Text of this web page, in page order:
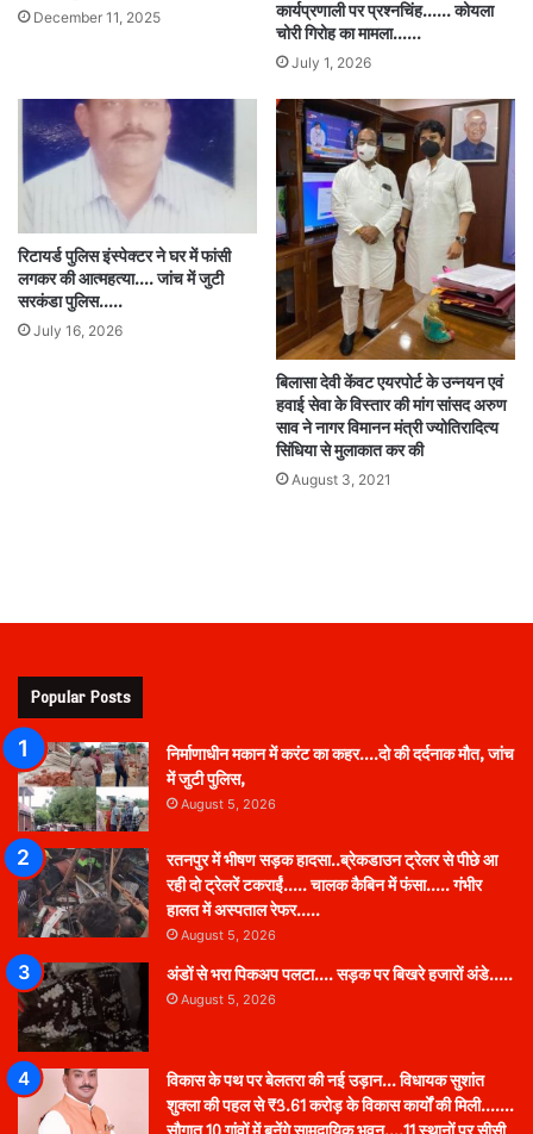
December 11, 2025
कार्यप्रणाली पर प्रश्नचिंह…… कोयला
चोरी गिरोह का मामला……
July 1, 2026
रिटायर्ड पुलिस इंस्पेक्टर ने घर में फांसी
लगकर की आत्महत्या…. जांच में जुटी
सरकंडा पुलिस…..
July 16, 2026
बिलासा देवी केंवट एयरपोर्ट के उन्नयन एवं
हवाई सेवा के विस्तार की मांग सांसद अरुण
साव ने नागर विमानन मंत्री ज्योतिरादित्य
सिंधिया से मुलाकात कर की
August 3, 2021
Popular Posts
निर्माणाधीन मकान में करंट का कहर….दो की दर्दनाक मौत, जांच
में जुटी पुलिस,
August 5, 2026
रतनपुर में भीषण सड़क हादसा..ब्रेकडाउन ट्रेलर से पीछे आ
रही दो ट्रेलरें टकराईं….. चालक कैबिन में फंसा….. गंभीर
हालत में अस्पताल रेफर…..
August 5, 2026
अंडों से भरा पिकअप पलटा…. सड़क पर बिखरे हजारों अंडे…..
August 5, 2026
विकास के पथ पर बेलतरा की नई उड़ान… विधायक सुशांत
शुक्ला की पहल से ₹3.61 करोड़ के विकास कार्यों की मिली…….